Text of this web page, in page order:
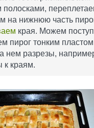
полосками,
на нижнюю часть
края. Можем
пирог тонким пластом
нем разрезы,
к краям.